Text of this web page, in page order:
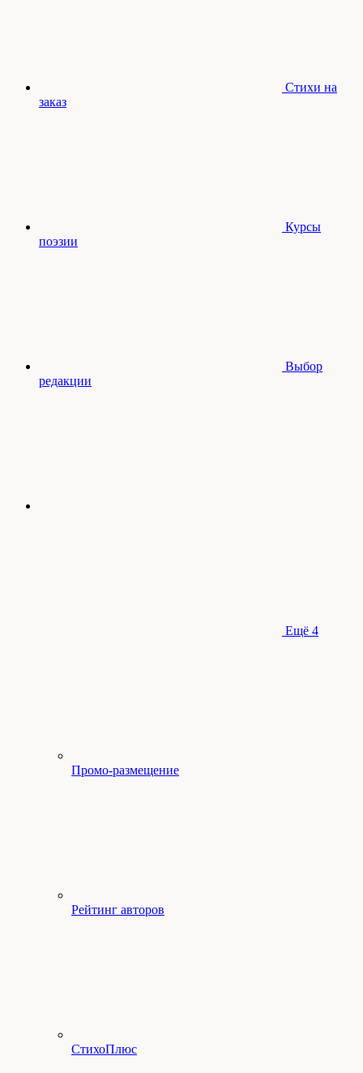
Стихи на
заказ
Курсы
поэзии
Выбор
редакции
Ещё 4
Промо-размещение
Рейтинг авторов
СтихоПлюс